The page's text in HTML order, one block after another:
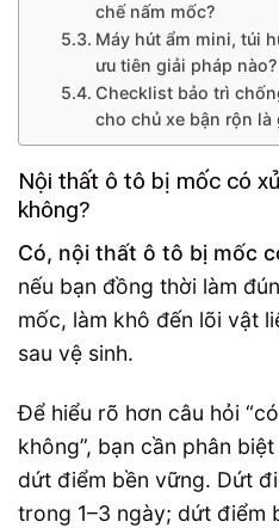
chế nấm mốc?
Máy hút ẩm mini, túi
ưu tiên giải pháp nào?
Checklist bảo trì
cho chủ xe bận rộn là
Nội thất ô tô bị mốc có
không?
Có, nội thất ô tô bị mốc
nếu bạn đồng thời làm
mốc, làm khô đến lõi vật
sau vệ sinh.
Để hiểu rõ hơn câu hỏi
không”, bạn cần phân
dứt điểm bền vững. Dứt
trong 1–3 ngày; dứt điểm